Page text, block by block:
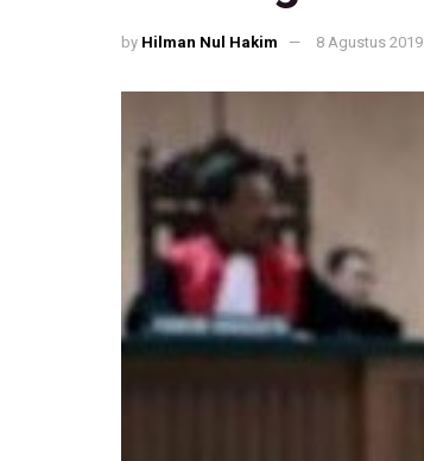
by Hilman Nul Hakim 8 Agustus 2019